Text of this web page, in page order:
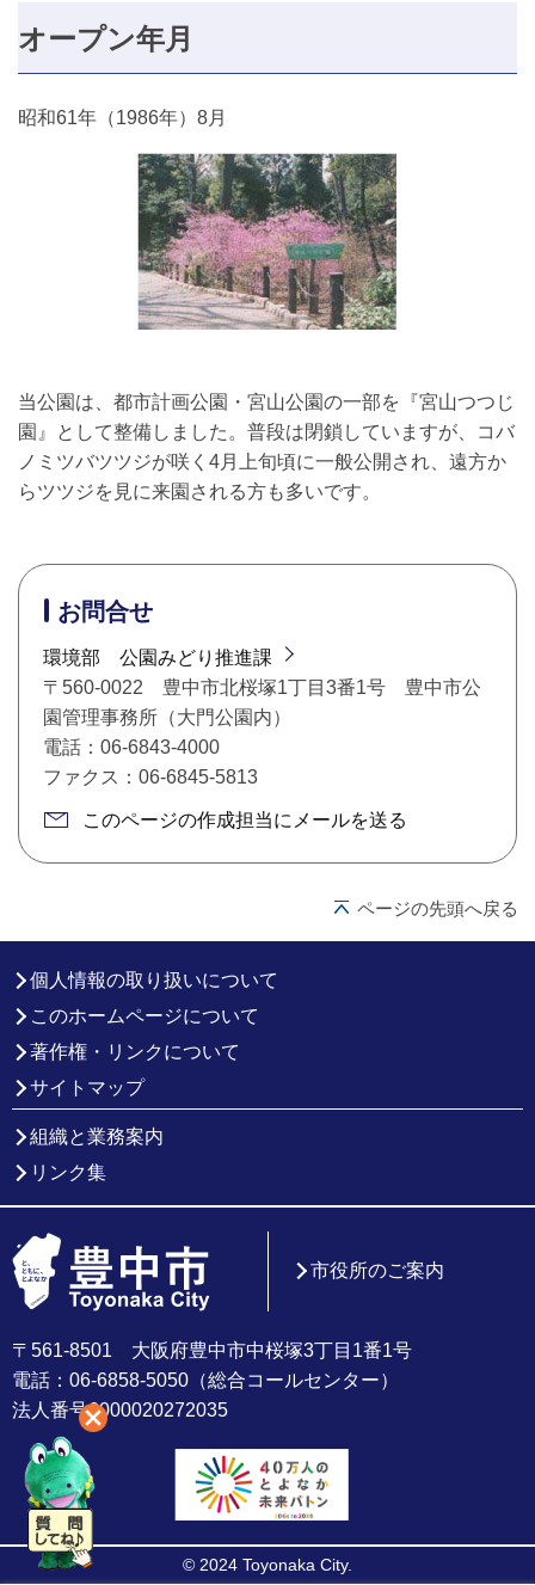
オープン年月
昭和61年（1986年）8月
当公園は、都市計画公園・宮山公園の一部を『宮山つつじ
園』として整備しました。普段は閉鎖していますが、コバ
ノミツバツツジが咲く4月上旬頃に一般公開され、遠方か
らツツジを見に来園される方も多いです。
お問合せ
環境部 公園みどり推進課
〒560-0022 豊中市北桜塚1丁目3番1号 豊中市公
園管理事務所（大門公園内）
電話：06-6843-4000
ファクス：06-6845-5813
このページの作成担当にメールを送る
ページの先頭へ戻る
個人情報の取り扱いについて
このホームページについて
著作権・リンクについて
サイトマップ
組織と業務案内
リンク集
〒561-8501 大阪府豊中市中桜塚3丁目1番1号
電話：06-6858-5050（総合コールセンター）
法人番号6000020272035
市役所のご案内
© 2024 Toyonaka City.